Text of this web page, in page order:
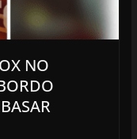
NO